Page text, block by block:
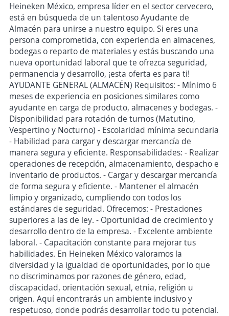
Heineken México, empresa líder en el sector cervecero,
está en búsqueda de un talentoso Ayudante de
Almacén para unirse a nuestro equipo. Si eres una
persona comprometida, con experiencia en almacenes,
bodegas o reparto de materiales y estás buscando una
nueva oportunidad laboral que te ofrezca seguridad,
permanencia y desarrollo, ¡esta oferta es para ti!
AYUDANTE GENERAL (ALMACÉN) Requisitos: - Mínimo 6
meses de experiencia en posiciones similares como
ayudante en carga de producto, almacenes y bodegas. -
Disponibilidad para rotación de turnos (Matutino,
Vespertino y Nocturno) - Escolaridad mínima secundaria
- Habilidad para cargar y descargar mercancía de
manera segura y eficiente. Responsabilidades: - Realizar
operaciones de recepción, almacenamiento, despacho e
inventario de productos. - Cargar y descargar mercancía
de forma segura y eficiente. - Mantener el almacén
limpio y organizado, cumpliendo con todos los
estándares de seguridad. Ofrecemos: - Prestaciones
superiores a las de ley. - Oportunidad de crecimiento y
desarrollo dentro de la empresa. - Excelente ambiente
laboral. - Capacitación constante para mejorar tus
habilidades. En Heineken México valoramos la
diversidad y la igualdad de oportunidades, por lo que
no discriminamos por razones de género, edad,
discapacidad, orientación sexual, etnia, religión u
origen. Aquí encontrarás un ambiente inclusivo y
respetuoso, donde podrás desarrollar todo tu potencial.